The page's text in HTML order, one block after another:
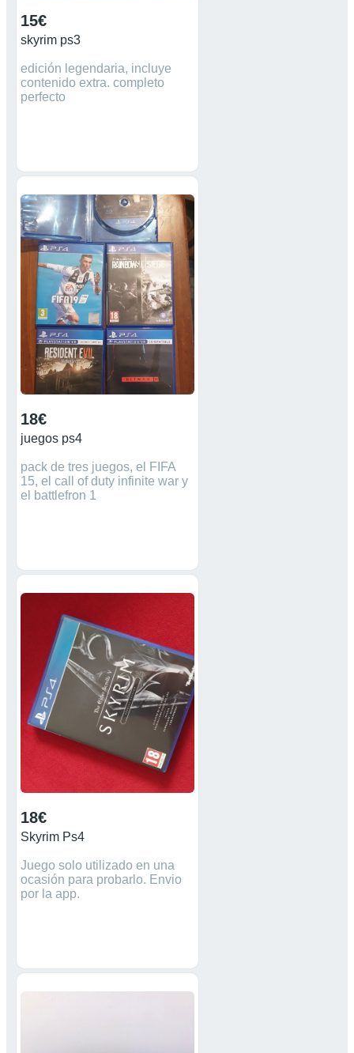
15€
skyrim ps3
edición legendaria, incluye
contenido extra. completo
perfecto
18€
juegos ps4
pack de tres juegos, el FIFA
15, el call of duty infinite war y
el battlefron 1
18€
Skyrim Ps4
Juego solo utilizado en una
ocasión para probarlo. Envio
por la app.